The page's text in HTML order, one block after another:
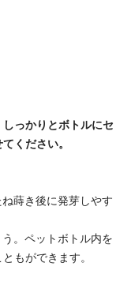
っかりとボトルにセ
ください。
蒔き後に発芽しやす
。ペットボトル内を
もができます。